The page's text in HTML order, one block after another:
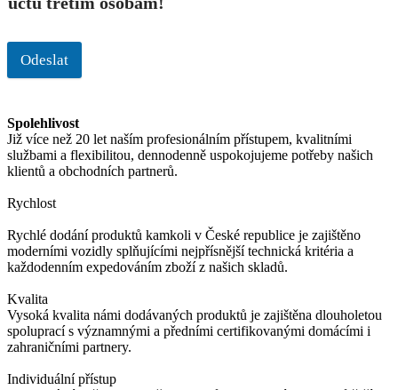
Odeslat
Spolehlivost
Již více než 20 let naším profesionálním přístupem, kvalitními
službami a flexibilitou, dennodenně uspokojujeme potřeby našich
klientů a obchodních partnerů.
Rychlost
Rychlé dodání produktů kamkoli v České republice je zajištěno
moderními vozidly splňujícími nejpřísnější technická kritéria a
každodenním expedováním zboží z našich skladů.
Kvalita
Vysoká kvalita námi dodávaných produktů je zajištěna dlouholetou
spoluprací s významnými a předními certifikovanými domácími i
zahraničními partnery.
Individuální přístup